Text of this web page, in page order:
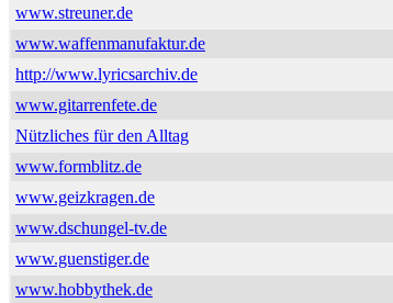
www.streuner.de
www.waffenmanufaktur.de
http://www.lyricsarchiv.de
www.gitarrenfete.de
Nützliches für den Alltag
www.formblitz.de
www.geizkragen.de
www.dschungel-tv.de
www.guenstiger.de
www.hobbythek.de